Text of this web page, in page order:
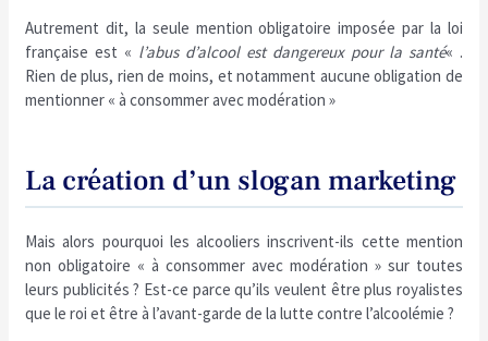
Autrement dit, la seule mention obligatoire imposée par la loi
française est « l’abus d’alcool est dangereux pour la santé« .
Rien de plus, rien de moins, et notamment aucune obligation de
mentionner « à consommer avec modération »
La création d’un slogan marketing
Mais alors pourquoi les alcooliers inscrivent-ils cette mention
non obligatoire « à consommer avec modération » sur toutes
leurs publicités ? Est-ce parce qu’ils veulent être plus royalistes
que le roi et être à l’avant-garde de la lutte contre l’alcoolémie ?